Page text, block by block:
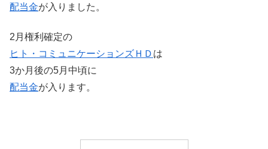
配当金が入りました。
2月権利確定の
ヒト・コミュニケーションズＨＤ は
3か月後の5月中頃に
配当金が入ります。